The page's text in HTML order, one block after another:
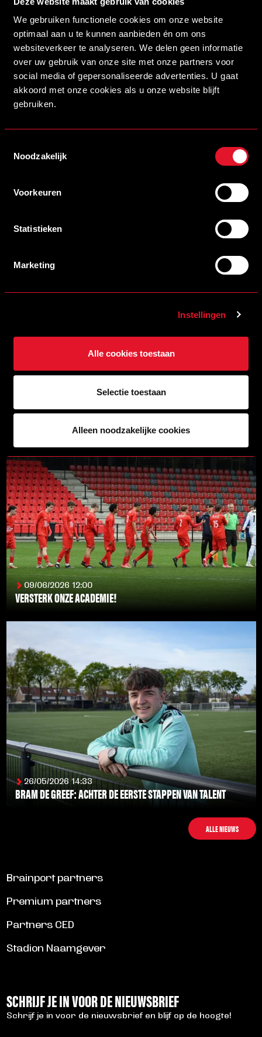
We gebruiken functionele cookies om onze website
optimaal aan u te kunnen aanbieden én om ons
websiteverkeer te analyseren. We delen geen informatie
over uw gebruik van onze site met onze partners voor
social media of gepersonaliseerde advertenties. U gaat
akkoord met onze cookies als u onze website blijft
gebruiken.
Noodzakelijk
Voorkeuren
Statistieken
Marketing
Instellingen
Alle cookies toestaan
Selectie toestaan
Alleen noodzakelijke cookies
Lammers, Zalyth Wau; Mila Deelen, Nahom Zeray
Brouwers, Julian Lammers.
STAF HELMOND SPORT ACADEMIE VOOR SEIZOEN 2026/2027
LEES MEER
09/06/2026 12:00
VERSTERK ONZE ACADEMIE!
26/05/2026 14:33
BRAM DE GREEF: ACHTER DE EERSTE STAPPEN VAN TALENT
LEES MEER
ALLE NIEUWS
Brainport partners
Premium partners
Partners CED
Stadion Naamgever
SCHRIJF JE IN VOOR DE NIEUWSBRIEF
Schrijf je in voor de nieuwsbrief en blijf op de hoogte!